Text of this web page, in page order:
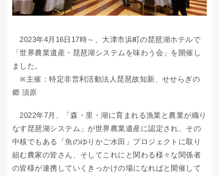
2023年4月16日17時～、大津市浜町の琵琶湖ホテルで
「世界農業遺産・琵琶湖システムを味わう会」を開催し
ました。
※主催：特定⾮営利活動法⼈琵琶故知新、せせらぎの
郷 須原
2022年7⽉、「森・⾥・湖に育まれる漁業と農業が織り
なす琵琶湖システム」が世界農業遺産に認定され、その
中核でもある「⿂のゆりかご⽔⽥」プロジェクトに取り
組む農家の皆さん、そしてこれにと関わる様々な関係者
の皆様が連携していくきっかけの場になればと開催して